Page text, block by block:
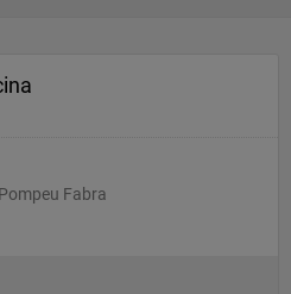
Fabra